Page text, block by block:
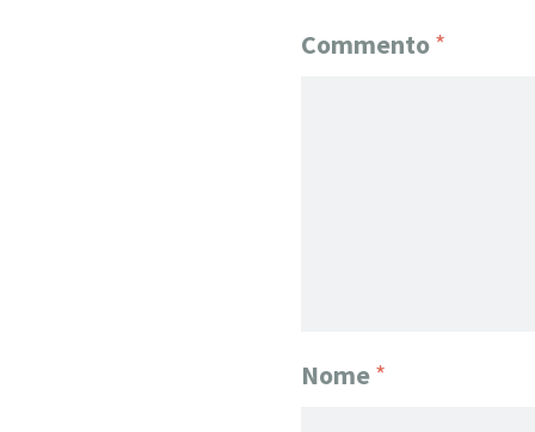
Commento*
Nome*